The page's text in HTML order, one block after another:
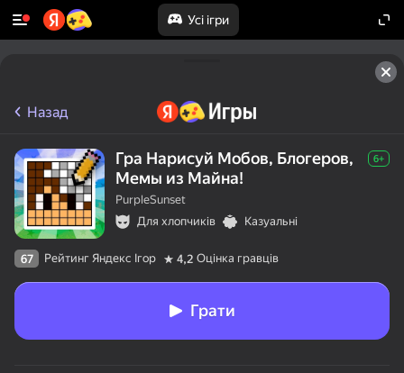
Усі ігри
Назад
Гра Нарисуй Мобов, Блогеров,
Мемы из Майна!
6+
PurpleSunset
Для хлопчиків
Казуальні
67 Рейтинг Яндекс Ігор 4,2 Оцінка гравців
Грати